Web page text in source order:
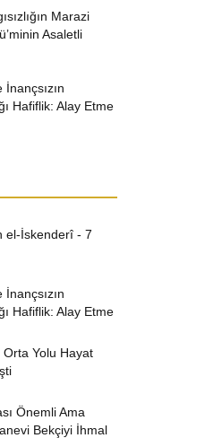
Marazi
Asaletli
İnançsızın
Hafiflik: Alay Etme
el-İskenderî - 7
İnançsızın
Hafiflik: Alay Etme
Yolu Hayat
Önemli Ama
Bekçiyi İhmal